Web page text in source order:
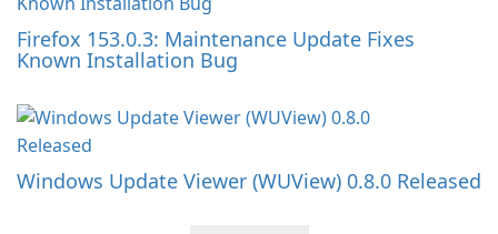
Firefox 153.0.3: Maintenance Update Fixes
Known Installation Bug
Windows Update Viewer (WUView) 0.8.0 Released